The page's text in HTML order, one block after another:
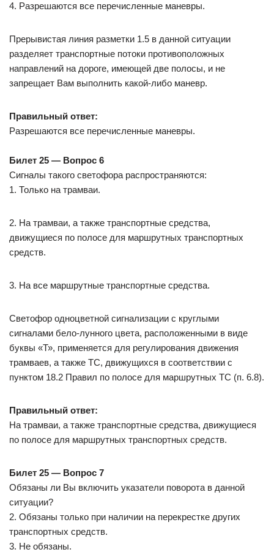
4. Разрешаются все перечисленные маневры.
Прерывистая линия разметки 1.5 в данной ситуации
разделяет транспортные потоки противоположных
направлений на дороге, имеющей две полосы, и не
запрещает Вам выполнить какой-либо маневр.
Правильный ответ:
Разрешаются все перечисленные маневры.
Билет 25 — Вопрос 6
Сигналы такого светофора распространяются:
1. Только на трамваи.
2. На трамваи, а также транспортные средства,
движущиеся по полосе для маршрутных транспортных
средств.
3. На все маршрутные транспортные средства.
Светофор одноцветной сигнализации с круглыми
сигналами бело-лунного цвета, расположенными в виде
буквы «Т», применяется для регулирования движения
трамваев, а также ТС, движущихся в соответствии с
пунктом 18.2 Правил по полосе для маршрутных ТС (п. 6.8).
Правильный ответ:
На трамваи, а также транспортные средства, движущиеся
по полосе для маршрутных транспортных средств.
Билет 25 — Вопрос 7
Обязаны ли Вы включить указатели поворота в данной
ситуации?
2. Обязаны только при наличии на перекрестке других
транспортных средств.
3. Не обязаны.